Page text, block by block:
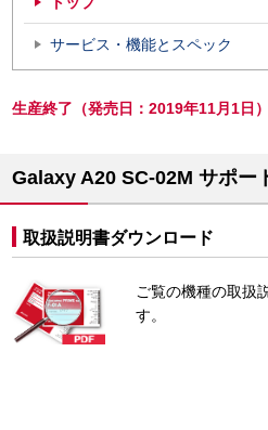
サービス・機能とスペック
生産終了（発売日：2019年11月1日）
Galaxy A20 SC-02M サポー
取扱説明書ダウンロード
ご覧の機種の取扱
す。